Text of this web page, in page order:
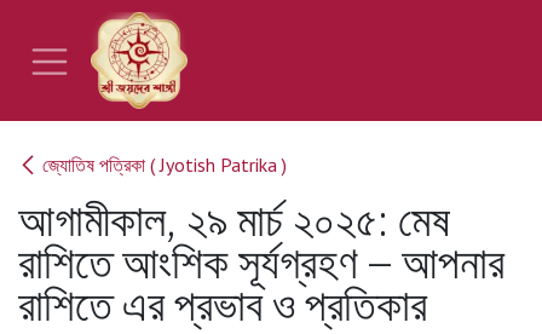
Skip to Content
জ্যোতিষ পত্রিকা ( Jyotish Patrika )
আগামীকাল, ২৯ মার্চ ২০২৫: মেষ
রাশিতে আংশিক সূর্যগ্রহণ – আপনার
রাশিতে এর প্রভাব ও প্রতিকার